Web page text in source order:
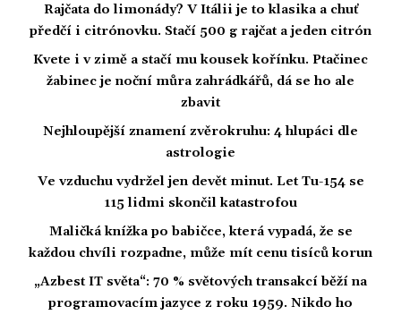
Rajčata do limonády? V Itálii je to klasika a chuť
předčí i citrónovku. Stačí 500 g rajčat a jeden citrón
Kvete i v zimě a stačí mu kousek kořínku. Ptačinec
žabinec je noční můra zahrádkářů, dá se ho ale
zbavit
Nejhloupější znamení zvěrokruhu: 4 hlupáci dle
astrologie
Ve vzduchu vydržel jen devět minut. Let Tu-154 se
115 lidmi skončil katastrofou
Maličká knížka po babičce, která vypadá, že se
každou chvíli rozpadne, může mít cenu tisíců korun
„Azbest IT světa“: 70 % světových transakcí běží na
programovacím jazyce z roku 1959. Nikdo ho